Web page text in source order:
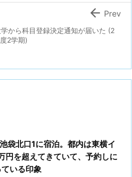
から科目登録決定通知が届いた (2
2学期)
 Prev
袋北口1に宿泊。都内は東横イ
円を超えてきていて、予約しに
ている印象